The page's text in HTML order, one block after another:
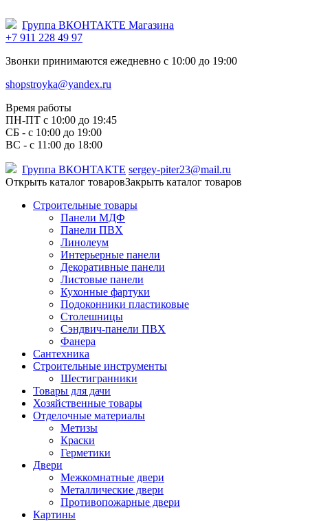
Группа ВКОНТАКТЕ Магазина
+7 911 228 49 97
Звонки принимаются ежедневно с 10:00 до 19:00
shopstroyka@yandex.ru
Время работы
ПН-ПТ c 10:00 до 19:45
СБ - с 10:00 до 19:00
ВС - с 11:00 до 18:00
Группа ВКОНТАКТЕ sergey-piter23@mail.ru
Открыть каталог товаровЗакрыть каталог товаров
Строительные товары
Панели МДФ
Панели ПВХ
Линолеум
Интерьерные панели
Декоративные панели
Листовые панели
Кухонные фартуки
Подоконники пластиковые
Столешницы
Сэндвич-панели ПВХ
Фанера
Сантехника
Строительные инструменты
Шестигранники
Товары для дачи
Хозяйственные товары
Отделочные материалы
Метизы
Краски
Герметики
Двери
Межкомнатные двери
Металлические двери
Противопожарные двери
Картины